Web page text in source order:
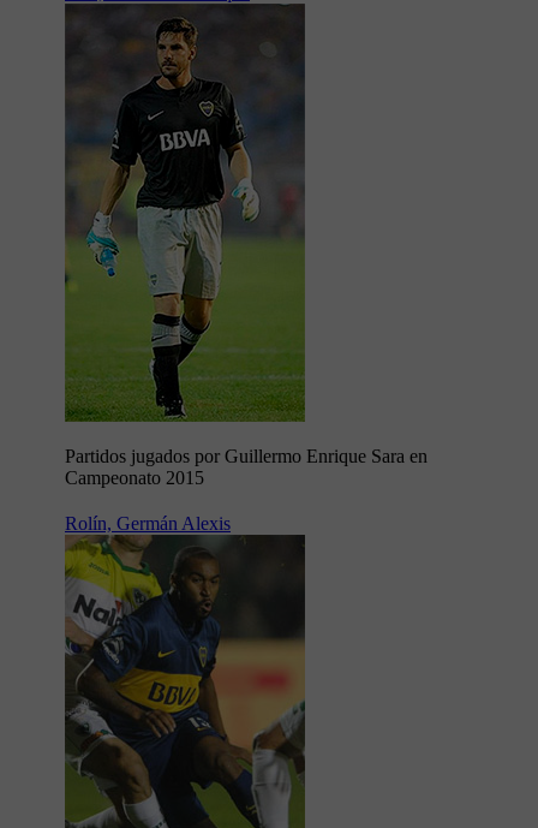
Partidos jugados por Guillermo Enrique Sara en
Campeonato 2015
Rolín, Germán Alexis